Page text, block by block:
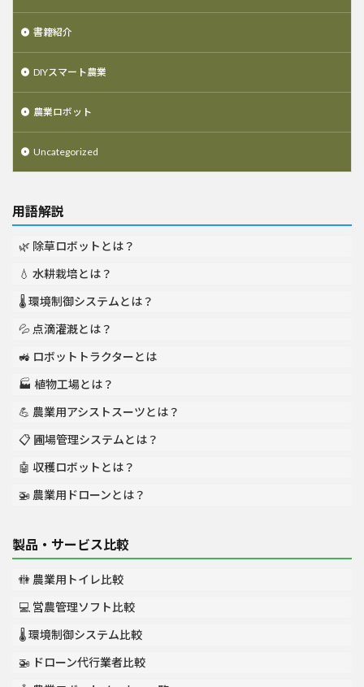
書籍紹介
DIYスマート農業
農業ロボット
Uncategorized
用語解説
🌿 除草ロボットとは？
💧 水耕栽培とは？
🌡️ 環境制御システムとは？
💦 点滴灌漑とは？
🚜 ロボットトラクターとは
🏭 植物工場とは？
💪 農業用アシストスーツとは？
📋 圃場管理システムとは？
🤖 収穫ロボットとは？
🚁 農業用ドローンとは？
製品・サービス比較
🚻 農業用トイレ比較
💻 営農管理ソフト比較
🌡️ 環境制御システム比較
🚁 ドローン代行業者比較